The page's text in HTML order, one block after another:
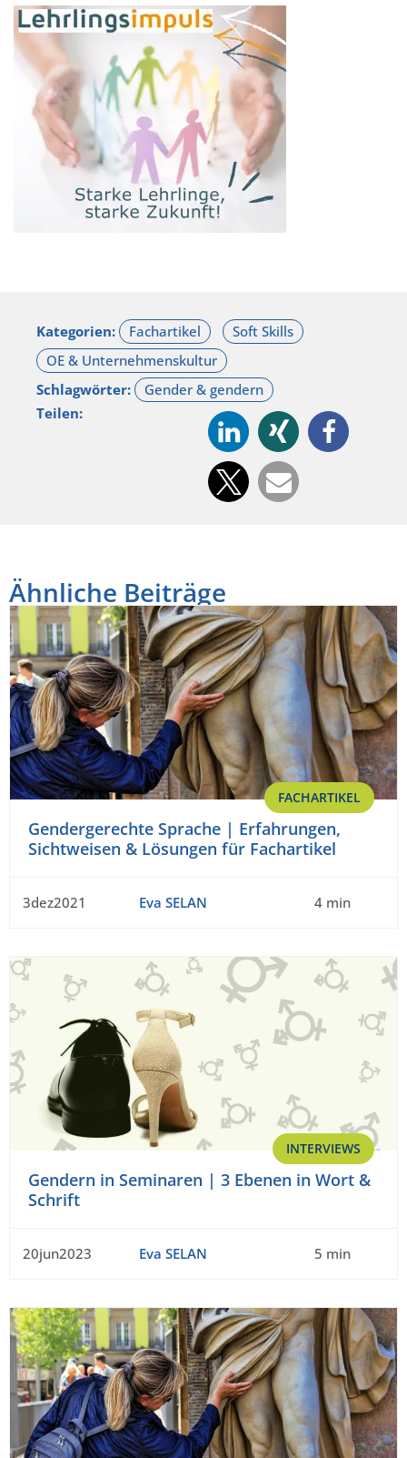
Kategorien:
Schlagwörter:
Teilen:
Ähnliche Beiträge
FACHARTIKEL
Gendergerechte Sprache | Erfahrungen,
Sichtweisen & Lösungen für Fachartikel
3dez2021 Eva SELAN 4 min
INTERVIEWS
Gendern in Seminaren | 3 Ebenen in Wort &
Schrift
20jun2023 Eva SELAN 5 min